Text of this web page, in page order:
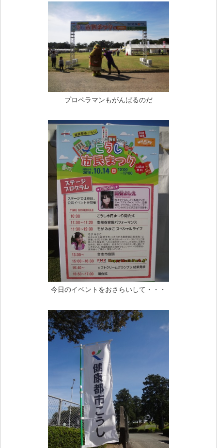
プロペラマンもがんばるのだ
今日のイベントをおさらいして・・・